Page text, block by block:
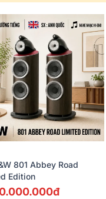
801 Abbey Road
Edition